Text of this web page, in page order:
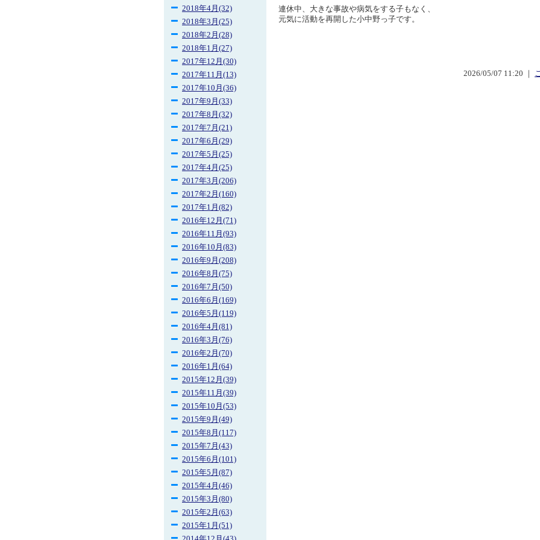
2018年4月(32)
2018年3月(25)
2018年2月(28)
2018年1月(27)
2017年12月(30)
2017年11月(13)
2017年10月(36)
2017年9月(33)
2017年8月(32)
2017年7月(21)
2017年6月(29)
2017年5月(25)
2017年4月(25)
2017年3月(206)
2017年2月(160)
2017年1月(82)
2016年12月(71)
2016年11月(93)
2016年10月(83)
2016年9月(208)
2016年8月(75)
2016年7月(50)
2016年6月(169)
2016年5月(119)
2016年4月(81)
2016年3月(76)
2016年2月(70)
2016年1月(64)
2015年12月(39)
2015年11月(39)
2015年10月(53)
2015年9月(49)
2015年8月(117)
2015年7月(43)
2015年6月(101)
2015年5月(87)
2015年4月(46)
2015年3月(80)
2015年2月(63)
2015年1月(51)
連休中、大きな事故や病気をする子もなく、
元気に活動を再開した小中野っ子です。
2026/05/07 11:20 ｜